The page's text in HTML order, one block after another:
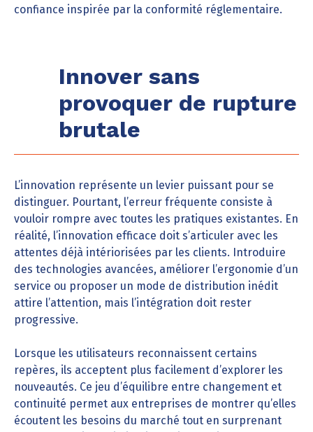
confiance inspirée par la conformité réglementaire.
Innover sans
provoquer de rupture
brutale
L’innovation représente un levier puissant pour se
distinguer. Pourtant, l’erreur fréquente consiste à
vouloir rompre avec toutes les pratiques existantes. En
réalité, l’innovation efficace doit s’articuler avec les
attentes déjà intériorisées par les clients. Introduire
des technologies avancées, améliorer l’ergonomie d’un
service ou proposer un mode de distribution inédit
attire l’attention, mais l’intégration doit rester
progressive.
Lorsque les utilisateurs reconnaissent certains
repères, ils acceptent plus facilement d’explorer les
nouveautés. Ce jeu d’équilibre entre changement et
continuité permet aux entreprises de montrer qu’elles
écoutent les besoins du marché tout en surprenant